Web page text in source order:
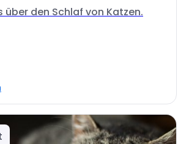
über den Schlaf von Katzen.